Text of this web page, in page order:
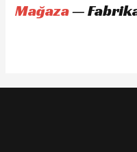
Mağaza—